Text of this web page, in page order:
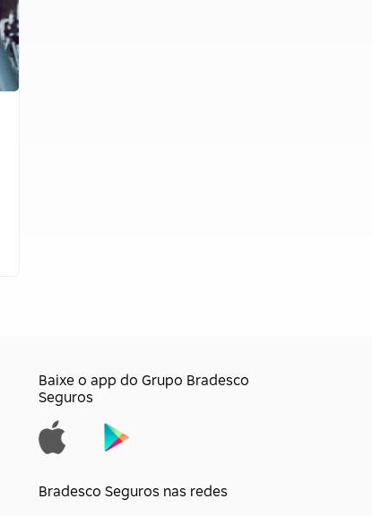
Baixe o app do Grupo Bradesco
Seguros
Bradesco Seguros nas redes